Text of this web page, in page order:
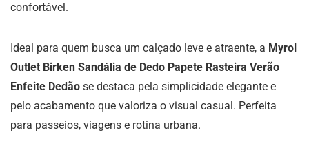
confortável.
Ideal para quem busca um calçado leve e atraente, a Myrol
Outlet Birken Sandália de Dedo Papete Rasteira Verão
Enfeite Dedão se destaca pela simplicidade elegante e
pelo acabamento que valoriza o visual casual. Perfeita
para passeios, viagens e rotina urbana.